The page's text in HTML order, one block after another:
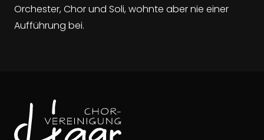
Orchester, Chor und Soli, wohnte aber nie einer
Aufführung bei.